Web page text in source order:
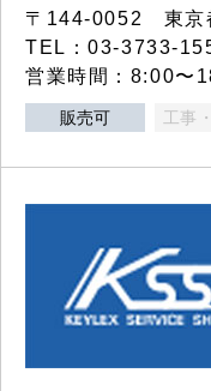
〒144-0052 東京
TEL：03-3733-
営業時間：8:00〜
販売可 工事